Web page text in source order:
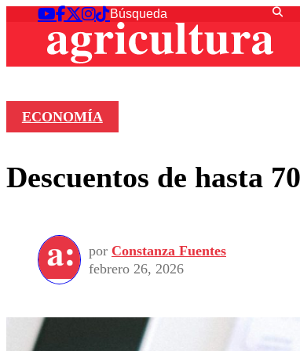
ECONOMÍA
Descuentos de hasta
por Constanza Fuentes
febrero 26, 2026